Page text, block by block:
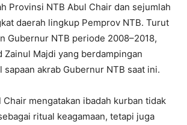
Provinsi NTB Abul Chair dan sejumlah
daerah lingkup Pemprov NTB. Turut
Gubernur NTB periode 2008–2018,
Zainul Majdi yang berdampingan
sapaan akrab Gubernur NTB saat ini.
Chair mengatakan ibadah kurban tidak
ritual keagamaan, tetapi juga